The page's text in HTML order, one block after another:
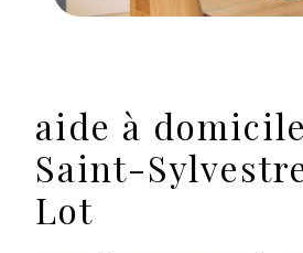
aide à
Saint-
Lot